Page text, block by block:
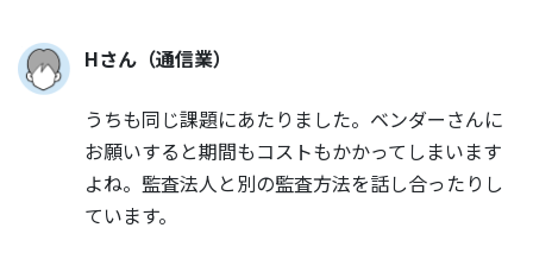
Hさん（通信業）
うちも同じ課題にあたりました。ベンダーさんに
お願いすると期間もコストもかかってしまいます
よね。監査法人と別の監査方法を話し合ったりし
ています。